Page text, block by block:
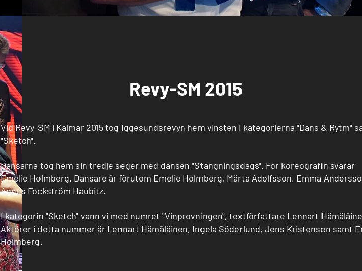
Revy-SM 2015
Vid Revy-SM i Kalmar 2015 tog Iggesundsrevyn hem vinsten i kategorierna "Dans & Rytm"
"Sketch".
Dansarna tog hem sin tredje seger med dansen "Stängningsdags". För koreografin svarar
Emelie Holmberg. Dansare är förutom Emelie Holmberg, Märta Adolfsson, Emma
Agnes Fockström Haubitz.
I kategorin "Sketch" vann vi med numret "Vinprovningen", textförfattare Lennart
Aktörer i detta nummer är Lennart Hämäläinen, Ingela Söderlund, Jens Kristensen samt
Holmberg.